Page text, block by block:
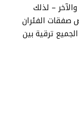
والآخر – لذلك
صفقات الفئران
ترقية بين